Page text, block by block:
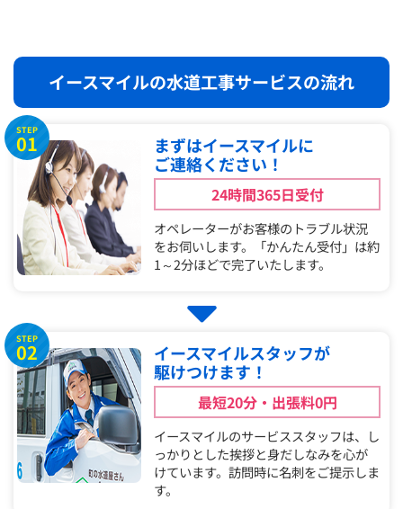
イースマイルの水道工事サービスの流れ
STEP
01
まずはイースマイルに
ご連絡ください！
24時間365日受付
オペレーターがお客様のトラブル状況
をお伺いします。「かんたん受付」は約
1～2分ほどで完了いたします。
STEP
02
イースマイルスタッフが
駆けつけます！
最短20分・出張料0円
イースマイルのサービススタッフは、し
っかりとした挨拶と身だしなみを心が
けています。訪問時に名刺をご提示しま
す。